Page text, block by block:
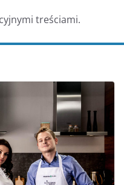
treściami.